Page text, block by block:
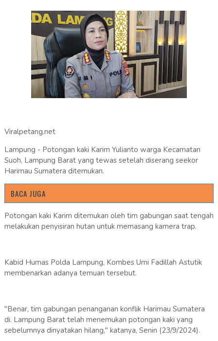
Viralpetang.net
Lampung - Potongan kaki Karim Yulianto warga Kecamatan
Suoh, Lampung Barat yang tewas setelah diserang seekor
Harimau Sumatera ditemukan.
BACA JUGA
Potongan kaki Karim ditemukan oleh tim gabungan saat tengah
melakukan penyisiran hutan untuk memasang kamera trap.
Kabid Humas Polda Lampung, Kombes Umi Fadillah Astutik
membenarkan adanya temuan tersebut.
"Benar, tim gabungan penanganan konflik Harimau Sumatera
di. Lampung Barat telah menemukan potongan kaki yang
sebelumnya dinyatakan hilang," katanya, Senin (23/9/2024).